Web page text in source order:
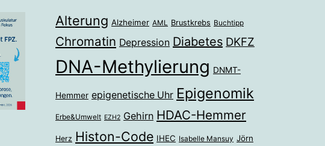
Alterung Alzheimer AML Brustkrebs Buchtipp
Chromatin Depression Diabetes DKFZ
DNA-Methylierung DNMT-
Hemmer epigenetische Uhr Epigenomik
Erbe&Umwelt EZH2 Gehirn HDAC-Hemmer
Herz Histon-Code IHEC Isabelle Mansuy Jörn